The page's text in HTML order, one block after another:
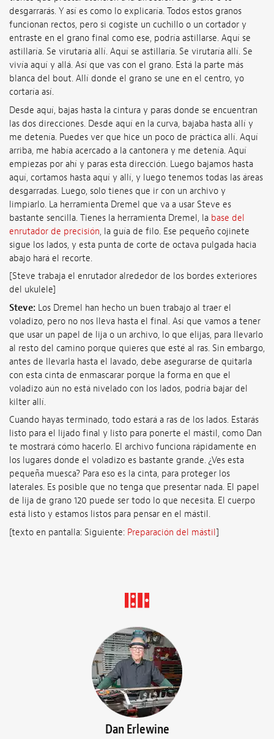
desgarrarás. Y así es como lo explicaría. Todos estos granos
funcionan rectos, pero si cogiste un cuchillo o un cortador y
entraste en el grano final como ese, podría astillarse. Aquí se
astillaría. Se virutaría allí. Aquí se astillaría. Se virutaría allí. Se
vivía aquí y allá. Así que vas con el grano. Está la parte más
blanca del bout. Allí donde el grano se une en el centro, yo
cortaría así.
Desde aquí, bajas hasta la cintura y paras donde se encuentran
las dos direcciones. Desde aquí en la curva, bajaba hasta allí y
me detenía. Puedes ver que hice un poco de práctica allí. Aquí
arriba, me había acercado a la cantonera y me detenía. Aquí
empiezas por ahí y paras esta dirección. Luego bajamos hasta
aquí, cortamos hasta aquí y allí, y luego tenemos todas las áreas
desgarradas. Luego, solo tienes que ir con un archivo y
limpiarlo. La herramienta Dremel que va a usar Steve es
bastante sencilla. Tienes la herramienta Dremel, la base del
enrutador de precisión, la guía de filo. Ese pequeño cojinete
sigue los lados, y esta punta de corte de octava pulgada hacia
abajo hará el recorte.
[Steve trabaja el enrutador alrededor de los bordes exteriores
del ukulele]
Steve: Los Dremel han hecho un buen trabajo al traer el
voladizo, pero no nos lleva hasta el final. Así que vamos a tener
que usar un papel de lija o un archivo, lo que elijas, para llevarlo
al resto del camino porque quieres que esté al ras. Sin embargo,
antes de llevarla hasta el lavado, debe asegurarse de quitarla
con esta cinta de enmascarar porque la forma en que el
voladizo aún no está nivelado con los lados, podría bajar del
kilter allí.
Cuando hayas terminado, todo estará a ras de los lados. Estarás
listo para el lijado final y listo para ponerte el mástil, como Dan
te mostrará cómo hacerlo. El archivo funciona rápidamente en
los lugares donde el voladizo es bastante grande. ¿Ves esta
pequeña muesca? Para eso es la cinta, para proteger los
laterales. Es posible que no tenga que presentar nada. El papel
de lija de grano 120 puede ser todo lo que necesita. El cuerpo
está listo y estamos listos para pensar en el mástil.
[texto en pantalla: Siguiente: Preparación del mástil]
Dan Erlewine